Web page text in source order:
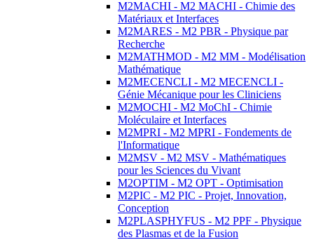
M2MACHI - M2 MACHI - Chimie des
Matériaux et Interfaces
M2MARES - M2 PBR - Physique par
Recherche
M2MATHMOD - M2 MM - Modélisation
Mathématique
M2MECENCLI - M2 MECENCLI -
Génie Mécanique pour les Cliniciens
M2MOCHI - M2 MoChI - Chimie
Moléculaire et Interfaces
M2MPRI - M2 MPRI - Fondements de
l'Informatique
M2MSV - M2 MSV - Mathématiques
pour les Sciences du Vivant
M2OPTIM - M2 OPT - Optimisation
M2PIC - M2 PIC - Projet, Innovation,
Conception
M2PLASPHYFUS - M2 PPF - Physique
des Plasmas et de la Fusion